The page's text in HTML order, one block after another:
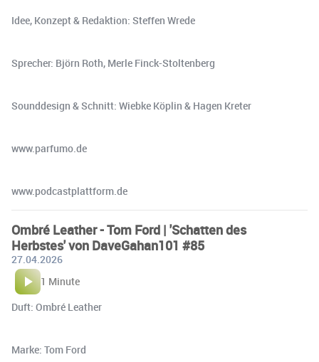
Idee, Konzept & Redaktion: Steffen Wrede
Sprecher: Björn Roth, Merle Finck-Stoltenberg
Sounddesign & Schnitt: Wiebke Köplin & Hagen Kreter
www.parfumo.de
www.podcastplattform.de
Ombré Leather - Tom Ford | 'Schatten des
Herbstes' von DaveGahan101 #85
27.04.2026
1 Minute
Duft: Ombré Leather
Marke: Tom Ford